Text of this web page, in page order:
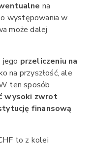
na
występowania w
może dalej
jego przeliczeniu na
na przyszłość, ale
ten sposób
wysoki zwrot
finansową
to z kolei